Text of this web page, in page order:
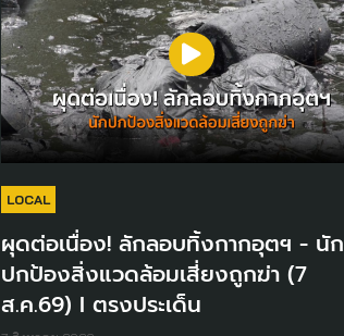
LOCAL
ผุดต่อเนื่อง! ลักลอบทิ้งกากอุตฯ - นัก
ปกป้องสิ่งแวดล้อมเสี่ยงถูกฆ่า (7
ส.ค.69) I ตรงประเด็น